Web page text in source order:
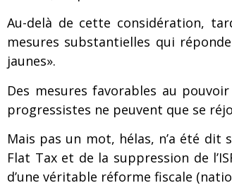
Au-delà de cette considération,
mesures substantielles qui
jaunes».
Des mesures favorables au
progressistes ne peuvent que se
Mais pas un mot, hélas, n’a été dit
Flat Tax et de la suppression de
d’une véritable réforme fiscale